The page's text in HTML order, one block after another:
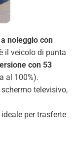
noleggio con
il veicolo di punta
con 53
al 100%).
televisivo,
ideale per trasferte